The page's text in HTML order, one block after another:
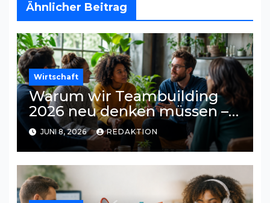
Ähnlicher Beitrag
Wirtschaft
Warum wir Teambuilding
2026 neu denken müssen –
und was wirklich
funktioniert
JUNI 8, 2026 REDAKTION